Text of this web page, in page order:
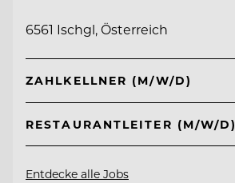
6561 Ischgl, Österreich
ZAHLKELLNER (M/W/D)
RESTAURANTLEITER (M/W/D)
Entdecke alle Jobs